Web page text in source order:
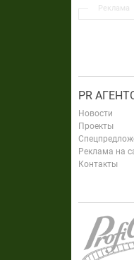
Реклама
PR
Новости
Проекты
Реклама на
Контакты